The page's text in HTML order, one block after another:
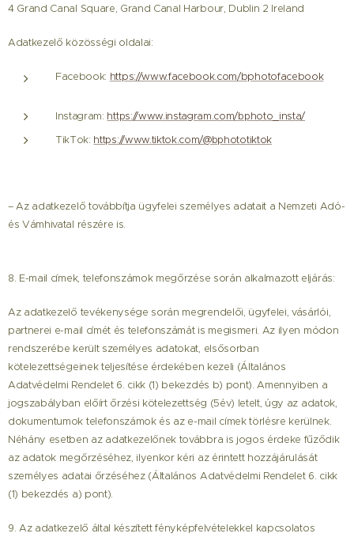
4 Grand Canal Square, Grand Canal Harbour, Dublin 2 Ireland
Adatkezelő közösségi oldalai:
Facebook: https://www.facebook.com/bphotofacebook
Instagram: https://www.instagram.com/bphoto_insta/
TikTok: https://www.tiktok.com/@bphototiktok
– Az adatkezelő továbbítja ügyfelei személyes adatait a Nemzeti Adó-
és Vámhivatal részére is.
8. E-mail címek, telefonszámok megőrzése során alkalmazott eljárás:
Az adatkezelő tevékenysége során megrendelői, ügyfelei, vásárlói,
partnerei e-mail címét és telefonszámát is megismeri. Az ilyen módon
rendszerébe került személyes adatokat, elsősorban
kötelezettségeinek teljesítése érdekében kezeli (Általános
Adatvédelmi Rendelet 6. cikk (1) bekezdés b) pont). Amennyiben a
jogszabályban előírt őrzési kötelezettség (5év) letelt, úgy az adatok,
dokumentumok telefonszámok és az e-mail címek törlésre kerülnek.
Néhány esetben az adatkezelőnek továbbra is jogos érdeke fűződik
az adatok megőrzéséhez, ilyenkor kéri az érintett hozzájárulását
személyes adatai őrzéséhez (Általános Adatvédelmi Rendelet 6. cikk
(1) bekezdés a) pont).
9. Az adatkezelő által készített fényképfelvételekkel kapcsolatos